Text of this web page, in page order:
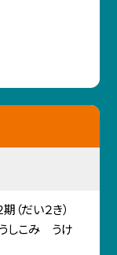
（だい２き）
うしこみ うけ